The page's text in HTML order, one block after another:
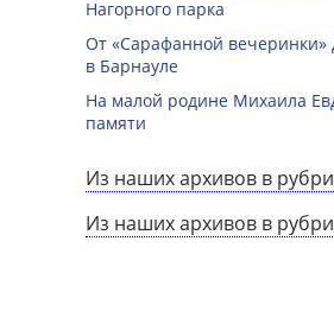
Нагорного парка
От «Сарафанной вечеринки»
в Барнауле
На малой родине Михаила
памяти
Из наших архивов в
Из наших архивов в